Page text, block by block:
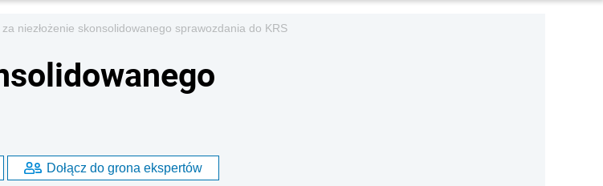
za niezłożenie skonsolidowanego sprawozdania do KRS
Dołącz do grona ekspertów